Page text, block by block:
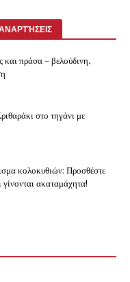
και πράσα – βελούδινη,
στο τηγάνι με
κολοκυθιών: Προσθέστε
ακαταμάχητα!